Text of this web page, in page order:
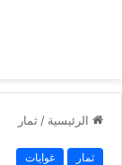
الرئيسية / ثمار
ثمار غوايات